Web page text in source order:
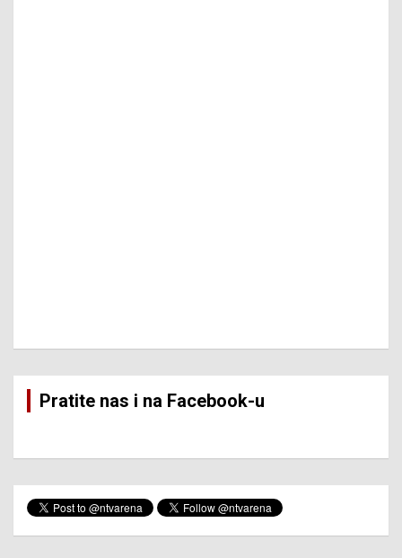
Pratite nas i na Facebook-u